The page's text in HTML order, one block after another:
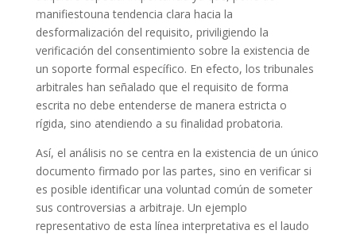
manifiestouna tendencia clara hacia la
desformalización del requisito, priviligiendo la
verificación del consentimiento sobre la existencia de
un soporte formal específico. En efecto, los tribunales
arbitrales han señalado que el requisito de forma
escrita no debe entenderse de manera estricta o
rígida, sino atendiendo a su finalidad probatoria.
Así, el análisis no se centra en la existencia de un único
documento firmado por las partes, sino en verificar si
es posible identificar una voluntad común de someter
sus controversias a arbitraje. Un ejemplo
representativo de esta línea interpretativa es el laudo